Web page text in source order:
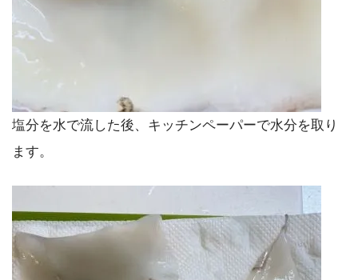
塩分を水で流した後、キッチンペーパーで水分を取り
ます。